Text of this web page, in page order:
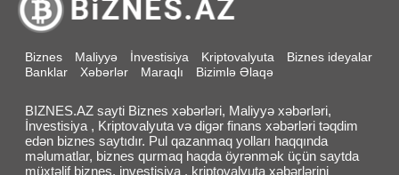
Biznes Maliyyə İnvestisiya Kriptovalyuta
Biznes ideyalar
Banklar
Xəbərlər Maraqlı Bizimlə Əlaqə
BIZNES.AZ sayti Biznes xəbərləri, Maliyyə xəbərləri,
İnvestisiya , Kriptovalyuta və digər finans xəbərləri təqdim
edən biznes saytıdır. Pul qazanmaq yolları haqqında
məlumatlar, biznes qurmaq haqda öyrənmək üçün saytda
müxtəlif biznes, investisiya , kriptovalyuta xəbərlərini